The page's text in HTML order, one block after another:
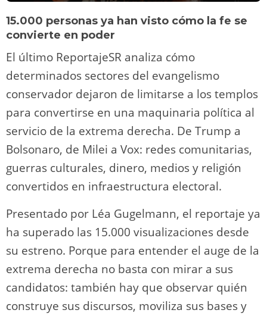
15.000 personas ya han visto cómo la fe se
convierte en poder
El último ReportajeSR analiza cómo
determinados sectores del evangelismo
conservador dejaron de limitarse a los templos
para convertirse en una maquinaria política al
servicio de la extrema derecha. De Trump a
Bolsonaro, de Milei a Vox: redes comunitarias,
guerras culturales, dinero, medios y religión
convertidos en infraestructura electoral.
Presentado por Léa Gugelmann, el reportaje ya
ha superado las 15.000 visualizaciones desde
su estreno. Porque para entender el auge de la
extrema derecha no basta con mirar a sus
candidatos: también hay que observar quién
construye sus discursos, moviliza sus bases y